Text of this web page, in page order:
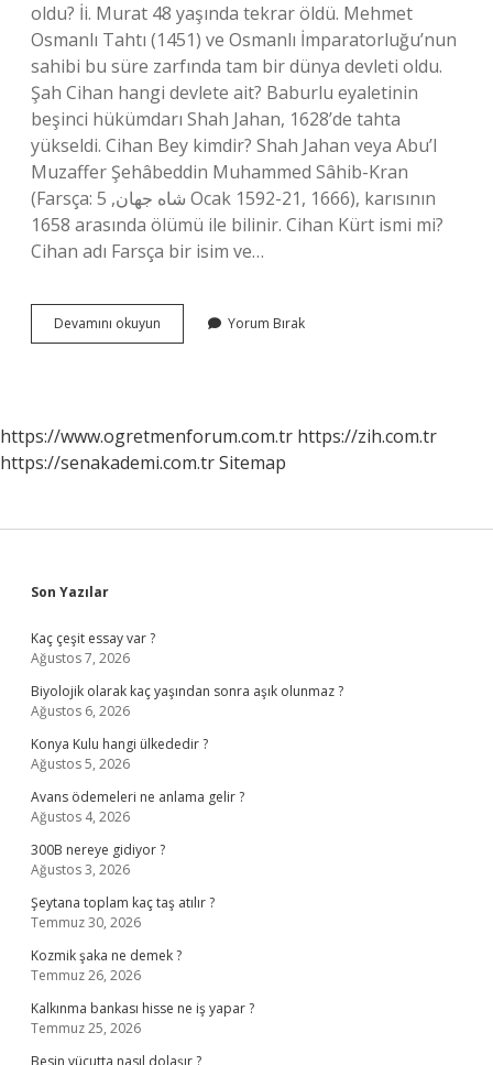
oldu? İi. Murat 48 yaşında tekrar öldü. Mehmet
Osmanlı Tahtı (1451) ve Osmanlı İmparatorluğu’nun
sahibi bu süre zarfında tam bir dünya devleti oldu.
Şah Cihan hangi devlete ait? Baburlu eyaletinin
beşinci hükümdarı Shah Jahan, 1628’de tahta
yükseldi. Cihan Bey kimdir? Shah Jahan veya Abu’l
Muzaffer Şehâbeddin Muhammed Sâhib-Kran
(Farsça: شاه جهان, 5 Ocak 1592-21, 1666), karısının
1658 arasında ölümü ile bilinir. Cihan Kürt ismi mi?
Cihan adı Farsça bir isim ve…
Devamını okuyun
Ne
Yorum Bırak
https://www.ogretmenforum.com.tr https://zih.com.tr
https://senakademi.com.trSitemap
Sidebar
Son Yazılar
Kaç çeşit essay var ?
Ağustos 7, 2026
Biyolojik olarak kaç yaşından sonra aşık olunmaz ?
Ağustos 6, 2026
Konya Kulu hangi ülkededir ?
Ağustos 5, 2026
Avans ödemeleri ne anlama gelir ?
Ağustos 4, 2026
300B nereye gidiyor ?
Ağustos 3, 2026
Şeytana toplam kaç taş atılır ?
Temmuz 30, 2026
Kozmik şaka ne demek ?
Temmuz 26, 2026
Kalkınma bankası hisse ne iş yapar ?
Temmuz 25, 2026
Besin vücutta nasıl dolaşır ?